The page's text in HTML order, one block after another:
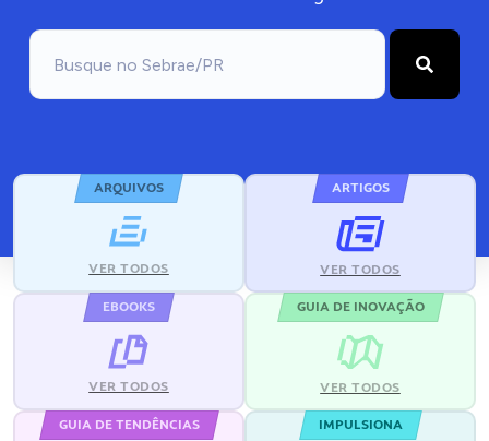
ARQUIVOS
VER TODOS
ARTIGOS
VER TODOS
EBOOKS
VER TODOS
GUIA DE INOVAÇÃO
VER TODOS
GUIA DE TENDÊNCIAS IMPULSIONA